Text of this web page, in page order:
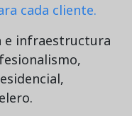
cada cliente.
e infraestructura